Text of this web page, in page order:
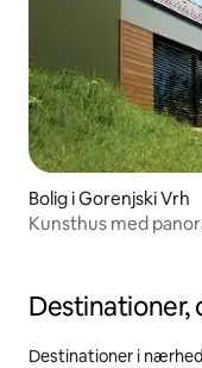
Bolig i Gorenjski Vrh
Kunsthus med
Destinationer,
Destinationer i